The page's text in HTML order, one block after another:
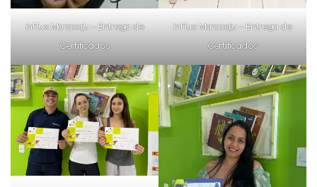
inFlux Maracaju – Entrega de
Certificados
inFlux Maracaju – Entrega de
Certificados